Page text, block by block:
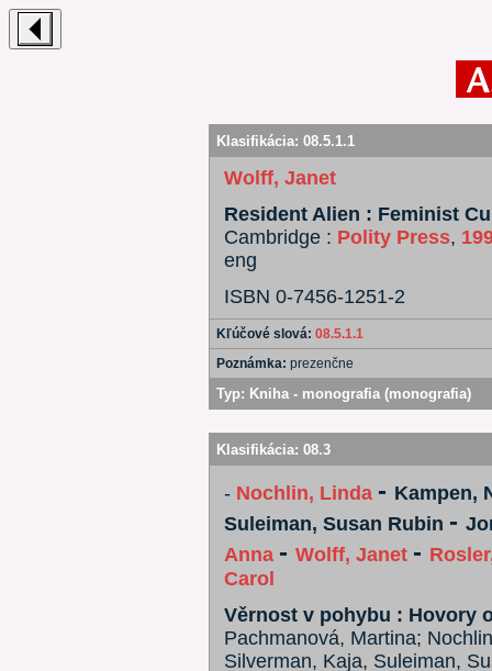
Klasifikácia: 08.5.1.1
Wolff, Janet
Resident Alien : Feminist
Cambridge : Polity Press,
eng
ISBN 0-7456-1251-2
Kľúčové slová: 08.5.1.1
Poznámka: prezenčne
Typ: Kniha - monografia (monografia)
Klasifikácia: 08.3
- Nochlin, Linda - Kampen,
Suleiman, Susan Rubin -
Anna - Wolff, Janet -
Carol
Věrnost v pohybu : Hovory
Pachmanová, Martina;
Silverman, Kaja, Suleiman,